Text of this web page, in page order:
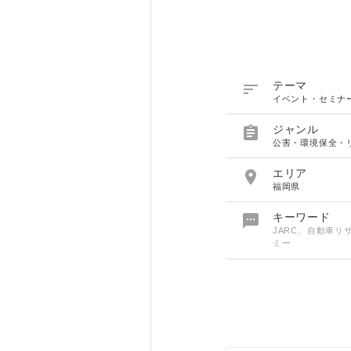
 テーマ
イベント・セミナ
 ジャンル
公害・環境保全・
 エリア
福岡県
 キーワード
JARC、自動車リ
ミー